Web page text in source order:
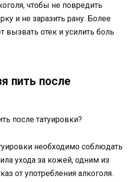
чтобы не повредить
и не заразить рану. Более
вызвать отек и усилить боль
пить после
необходимо соблюдать
ухода за кожей, одним из
от употребления алкоголя.